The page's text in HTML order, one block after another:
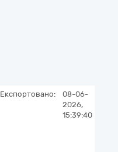
Експортовано:
08-06-
2026,
15:39:40